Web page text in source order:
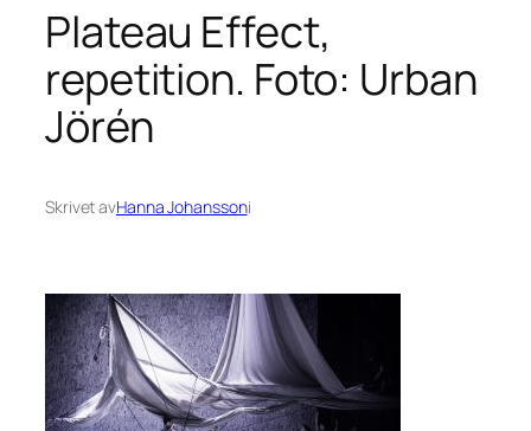
Plateau Effect,
repetition. Foto: Urban
Jörén
Skrivet avHanna Johanssoni